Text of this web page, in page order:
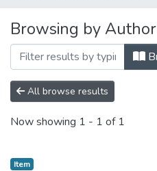
Browsing by
All browse results
Now showing 1 - 1 of 1
Item